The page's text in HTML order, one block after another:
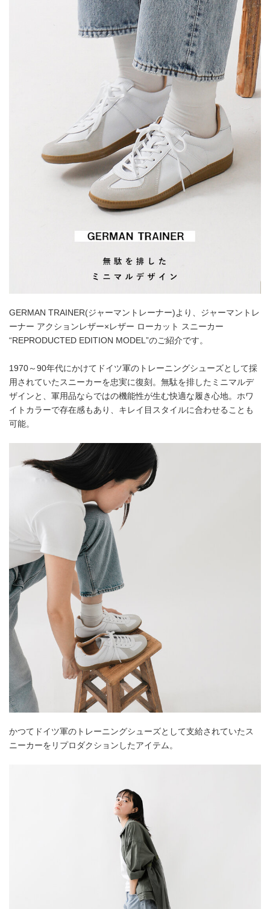
GERMAN TRAINER(ジャーマントレーナー)より、ジャーマントレ
ーナー アクションレザー×レザー ローカット スニーカー
“REPRODUCTED EDITION MODEL”のご紹介です。
1970～90年代にかけてドイツ軍のトレーニングシューズとして採
用されていたスニーカーを忠実に復刻。無駄を排したミニマルデ
ザインと、軍用品ならではの機能性が生む快適な履き心地。ホワ
イトカラーで存在感もあり、キレイ目スタイルに合わせることも
可能。
かつてドイツ軍のトレーニングシューズとして支給されていたス
ニーカーをリプロダクションしたアイテム。